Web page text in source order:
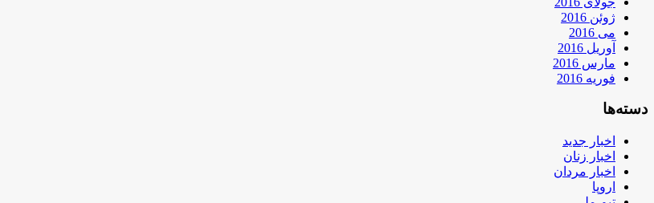
ژوئن 2016
می 2016
آوریل 2016
مارس 2016
فوریه 2016
دسته‌ها
اخبار جدید
اخبار زنان
اخبار مردان
اروپا